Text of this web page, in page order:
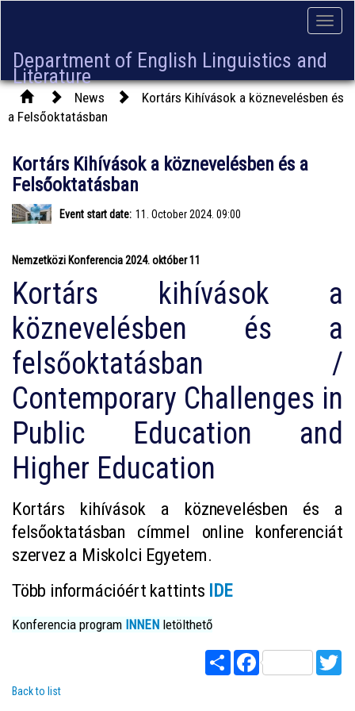
Toggle
Department of English Linguistics and
Literature
News
Kortárs Kihívások a köznevelésben és
a Felsőoktatásban
Kortárs Kihívások a köznevelésben és a
Felsőoktatásban
Event start date: 11. October 2024. 09:00
Nemzetközi Konferencia 2024. október 11
Kortárs kihívások a
köznevelésben és a
felsőoktatásban /
Contemporary Challenges in
Public Education and
Higher Education
Kortárs kihívások a köznevelésben és a
felsőoktatásban címmel online konferenciát
szervez a Miskolci Egyetem.
Több információért kattints IDE
Konferencia program INNEN letölthető
Share Facebook
Back to list